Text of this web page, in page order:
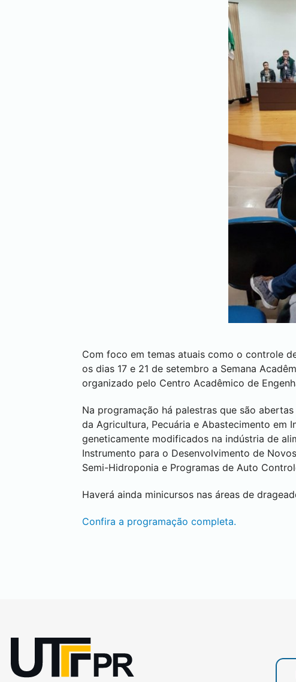
Com foco em temas atuais como o controle
os dias 17 e 21 de setembro a Semana
organizado pelo Centro Acadêmico de
Na programação há palestras que são
da Agricultura, Pecuária e Abastecimento em
geneticamente modificados na indústria de
Instrumento para o Desenvolvimento de
Semi-Hidroponia e Programas de Auto
Haverá ainda minicursos nas áreas de
Confira a programação completa.